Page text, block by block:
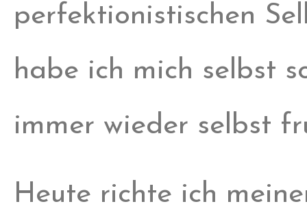
perfektionistischen
habe ich mich selbst
immer wieder selbst
Heute richte ich